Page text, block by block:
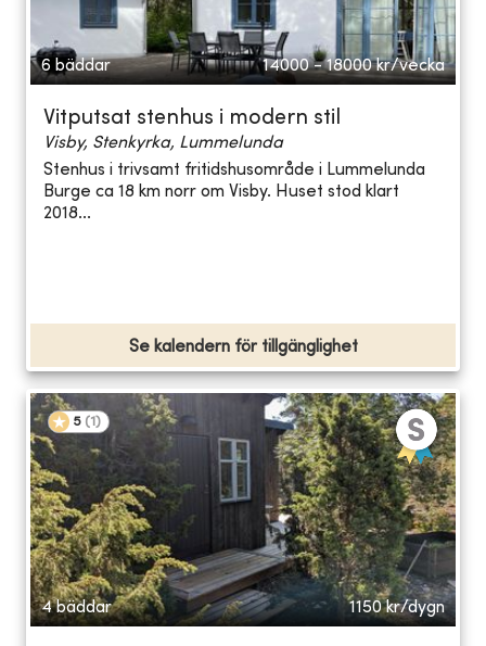
6 bäddar 14000 - 18000 kr/vecka
Vitputsat stenhus i modern stil
Visby, Stenkyrka, Lummelunda
Stenhus i trivsamt fritidshusområde i Lummelunda
Burge ca 18 km norr om Visby. Huset stod klart
2018...
Se kalendern för tillgänglighet
5 (1 )
4 bäddar 1150 kr/dygn